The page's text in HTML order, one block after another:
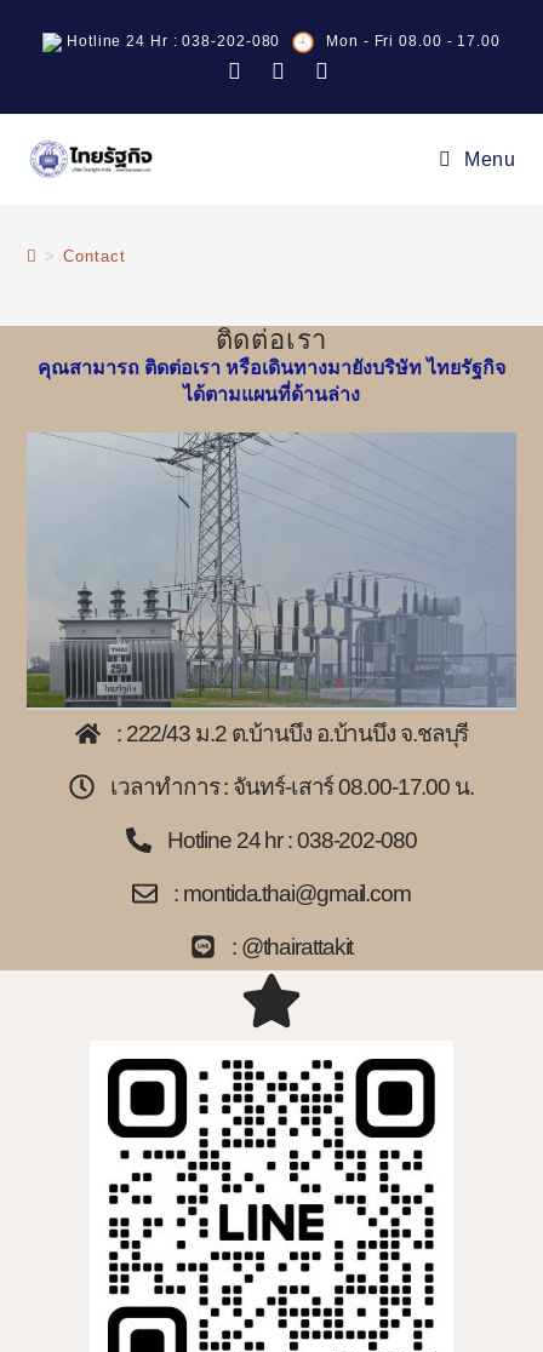
Hotline 24 Hr : 038-202-080 Mon - Fri 08.00 - 17.00
Menu
> Contact
ติดต่อเรา
คุณสามารถ ติดต่อเรา หรือเดินทางมายังบริษัท ไทยรัฐกิจ
ได้ตามแผนที่ด้านล่าง
: 222/43 ม.2 ต.บ้านบึง อ.บ้านบึง จ.ชลบุรี
เวลาทำการ : จันทร์-เสาร์ 08.00-17.00 น.
Hotline 24 hr : 038-202-080
: montida.thai@gmail.com
: @thairattakit